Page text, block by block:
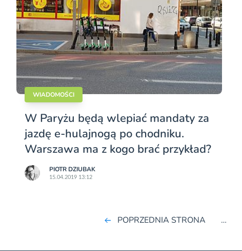
WIADOMOŚCI
W Paryżu będą wlepiać mandaty za
jazdę e-hulajnogą po chodniku.
Warszawa ma z kogo brać przykład?
PIOTR DZIUBAK
15.04.2019 13:12
POPRZEDNIA STRONA …